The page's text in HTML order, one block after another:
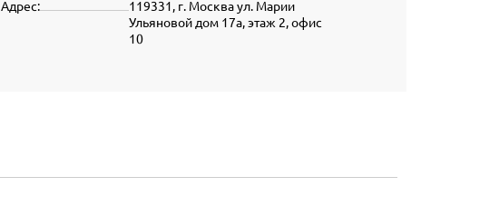
119331, г. Москва ул. Марии
Ульяновой дом 17а, этаж 2, офис
10
Адрес: